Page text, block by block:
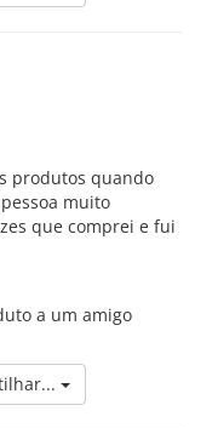
produtos quando
muito
que comprei e fui
a um amigo